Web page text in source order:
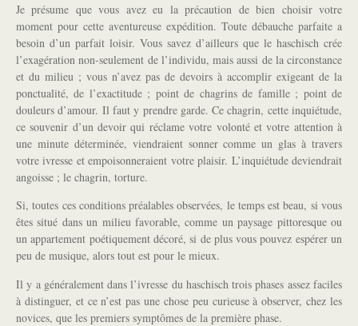
Je présume que vous avez eu la précaution de bien choisir votre
moment pour cette aventureuse expédition. Toute débauche parfaite a
besoin d’un parfait loisir. Vous savez d’ailleurs que le haschisch crée
l’exagération non-seulement de l’individu, mais aussi de la circonstance
et du milieu ; vous n’avez pas de devoirs à accomplir exigeant de la
ponctualité, de l’exactitude ; point de chagrins de famille ; point de
douleurs d’amour. Il faut y prendre garde. Ce chagrin, cette inquiétude,
ce souvenir d’un devoir qui réclame votre volonté et votre attention à
une minute déterminée, viendraient sonner comme un glas à travers
votre ivresse et empoisonneraient votre plaisir. L’inquiétude deviendrait
angoisse ; le chagrin, torture.
Si, toutes ces conditions préalables observées, le temps est beau, si vous
êtes situé dans un milieu favorable, comme un paysage pittoresque ou
un appartement poétiquement décoré, si de plus vous pouvez espérer un
peu de musique, alors tout est pour le mieux.
Il y a généralement dans l’ivresse du haschisch trois phases assez faciles
à distinguer, et ce n’est pas une chose peu curieuse à observer, chez les
novices, que les premiers symptômes de la première phase.